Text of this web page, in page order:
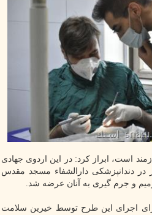
است، ابراز کرد: در این اردوی جهادی
شناسایی شده با حضور در دندانپزشکی دارالشفاء مسجد مقدس
و جرم گیری به آنان عرضه شد.
اجرای این طرح توسط خیرین سلامت